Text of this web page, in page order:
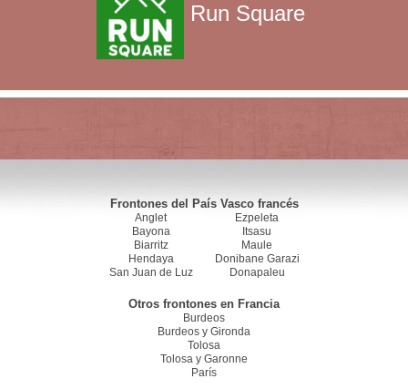
Run Square
Frontones del País Vasco francés
Anglet
Bayona
Biarritz
Hendaya
San Juan de Luz
Ezpeleta
Itsasu
Maule
Donibane Garazi
Donapaleu
Otros frontones en Francia
Burdeos
Burdeos y Gironda
Tolosa
Tolosa y Garonne
París